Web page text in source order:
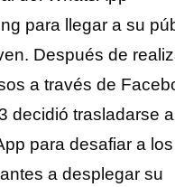
de
que los usuarios
Entre estas
encontrar